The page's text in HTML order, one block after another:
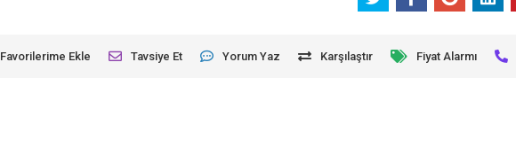
Favorilerime Ekle Tavsiye Et Yorum Yaz Karşılaştır Fiyat Alarmı